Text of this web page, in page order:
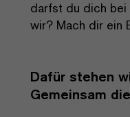
darfst du dich bei
wir? Mach dir ein
Dafür stehen
Gemeinsam